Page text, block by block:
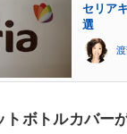
セリア
選
トボトルカバー